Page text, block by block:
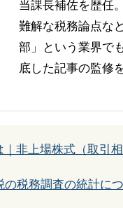
当課長補佐を歴任。
難解な税務論点な
部」という業界で
底した記事の監修
非上場株式（取引
の税務調査の統計に